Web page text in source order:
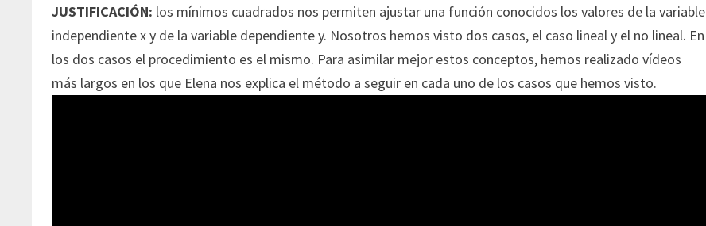
JUSTIFICACIÓN: los mínimos cuadrados nos permiten ajustar una función conocidos los valores de la variable
independiente x y de la variable dependiente y. Nosotros hemos visto dos casos, el caso lineal y el no lineal. En
los dos casos el procedimiento es el mismo. Para asimilar mejor estos conceptos, hemos realizado vídeos
más largos en los que Elena nos explica el método a seguir en cada uno de los casos que hemos visto.